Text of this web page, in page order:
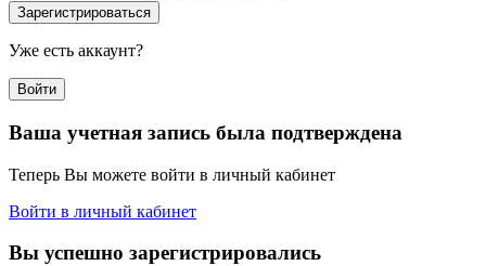
Зарегистрироваться
Уже есть аккаунт?
Войти
Ваша учетная запись была подтверждена
Теперь Вы можете войти в личный кабинет
Войти в личный кабинет
Вы успешно зарегистрировались